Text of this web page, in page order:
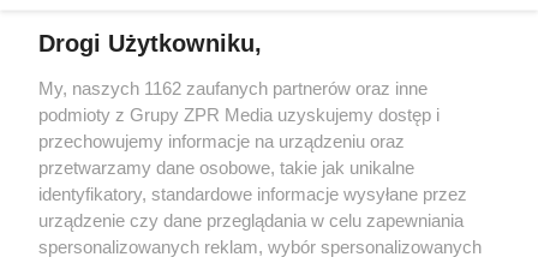
Żaden utwór zamieszczony w serwisie nie może być powielany i
rozpowszechniany lub dalej rozpowszechniany w jakikolwiek sposób (w
tym także elektroniczny lub mechaniczny) na jakimkolwiek polu
eksploatacji w jakiejkolwiek formie, włącznie z umieszczaniem w
Internecie bez pisemnej zgody właściciela praw. Jakiekolwiek użycie lub
wykorzystanie utworów w całości lub w części z naruszeniem prawa,
tzn. bez właściwej zgody, jest zabronione pod groźbą kary i może być
ścigane prawnie.
Drogi Użytkowniku,
My, naszych 1162 zaufanych partnerów oraz inne
podmioty z Grupy ZPR Media uzyskujemy dostęp i
przechowujemy informacje na urządzeniu oraz
przetwarzamy dane osobowe, takie jak unikalne
identyfikatory, standardowe informacje wysyłane przez
urządzenie czy dane przeglądania w celu zapewniania
spersonalizowanych reklam, wybór spersonalizowanych